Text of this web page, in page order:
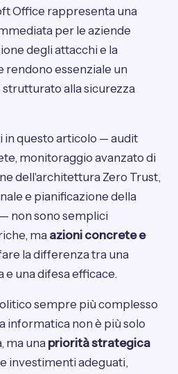
Office rappresenta una
per le aziende
degli attacchi e la
rendono essenziale un
alla sicurezza
in questo articolo — audit
monitoraggio avanzato di
dell'architettura Zero Trust,
e pianificazione della
non sono semplici
ma azioni concrete e
la differenza tra una
una difesa efficace.
sempre più complesso
informatica non è più solo
ma unapriorità strategica
investimenti adeguati,